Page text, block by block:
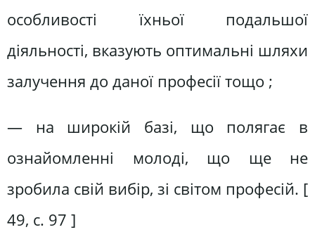
особливості їхньої подальшої
діяльності, вказують оптимальні шляхи
залучення до даної професії тощо ;
— на широкій базі, що полягає в
ознайомленні молоді, що ще не
зробила свій вибір, зі світом професій. [
49, c. 97 ]